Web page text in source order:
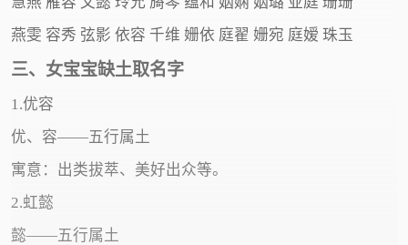
燕雯 容秀 弦影 依容 千维 姗依 庭翟 姗宛 庭嫒 珠玉
三、女宝宝缺土取名字
1.优容
优、容——五行属土
寓意：出类拔萃、美好出众等。
2.虹懿
懿——五行属土